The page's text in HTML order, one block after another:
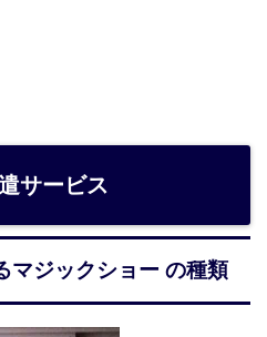
サービス
マジックショー の種類